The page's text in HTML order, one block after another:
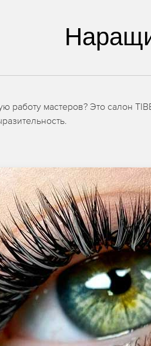
работу мастеров? Это салон